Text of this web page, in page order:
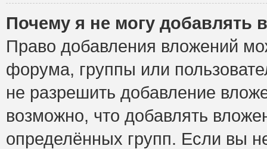
Почему я не могу добавлять
Право добавления вложений
форума, группы или
не разрешить добавление
возможно, что добавлять
определённых групп. Если вы